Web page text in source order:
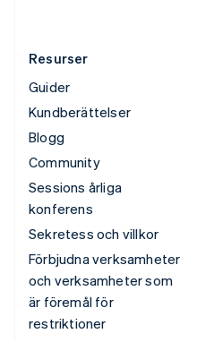
Resurser
Guider
Kundberättelser
Blogg
Community
Sessions årliga
konferens
Sekretess och villkor
Förbjudna verksamheter
och verksamheter som
är föremål för
restriktioner